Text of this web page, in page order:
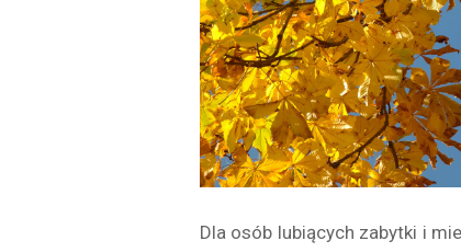
Dla osób lubiących zabytki i